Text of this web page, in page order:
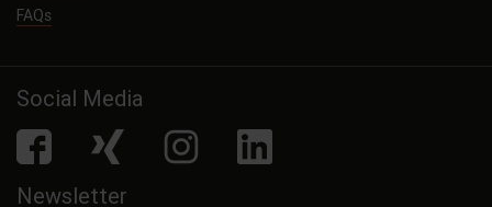
FAQs
Social Media
facebook Xing Instagram LinkedIn
Newsletter